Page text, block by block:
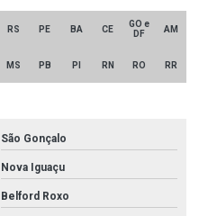
RS PE BA CE
GO e
DF
AM
MS PB PI RN RO RR
São Gonçalo
Nova Iguaçu
Belford Roxo